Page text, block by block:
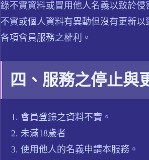
錄不實資料或冒用他人名義以致於
不實或個人資料有異動但沒有更新
各項會員服務之權利。
四、服務之停止與
會員登錄之資料不實。
未滿18歲者
使用他人的名義申請本服務。